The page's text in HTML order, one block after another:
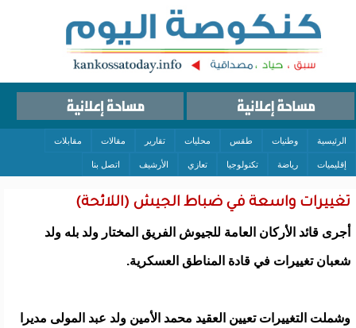
الرئيسية وطنيات طقس محليات تقارير مقالات مقابلات
إقليميات رياضة تكنولوجيا تعازي الأرشيف اتصل بنا
تغييرات واسعة في ضباط الجيش (اللائحة)
أجرى قائد الأركان العامة للجيوش الفريق المختار ولد بله ولد
شعبان تغييرات في قادة المناطق العسكرية.
وشملت التغييرات تعيين العقيد محمد الأمين ولد عبد المولى مديرا